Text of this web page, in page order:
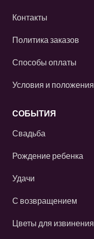
Контакты
Политика заказов
Способы оплаты
Условия и положения
СОБЫТИЯ
Свадьба
Рождение ребенка
Удачи
С возвращением
Цветы для извинения